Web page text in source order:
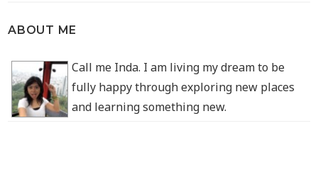
ABOUT ME
Call me Inda. I am living my dream to be
fully happy through exploring new places
and learning something new.